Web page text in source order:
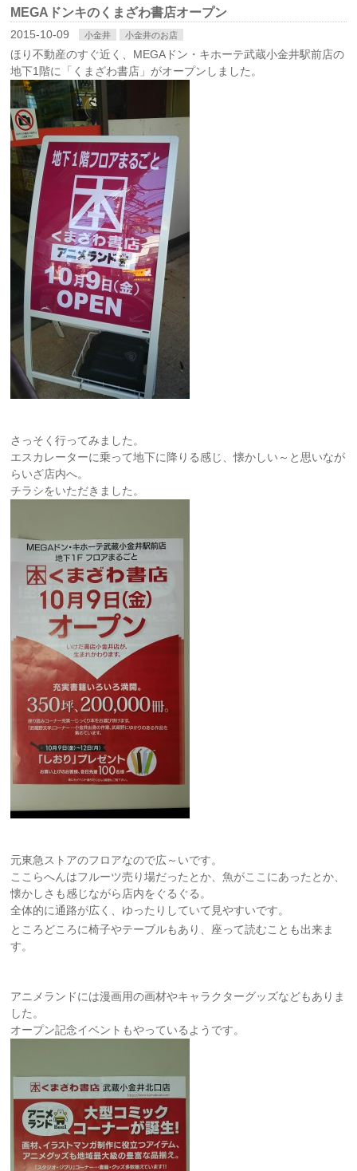
MEGAドンキのくまざわ書店オープン
2015-10-09 小金井 小金井のお店
ほり不動産のすぐ近く、MEGAドン・キホーテ武蔵小金井駅前店の
地下1階に「くまざわ書店」がオープンしました。
さっそく行ってみました。
エスカレーターに乗って地下に降りる感じ、懐かしい～と思いなが
らいざ店内へ。
チラシをいただきました。
元東急ストアのフロアなので広～いです。
ここらへんはフルーツ売り場だったとか、魚がここにあったとか、
懐かしさも感じながら店内をぐるぐる。
全体的に通路が広く、ゆったりしていて見やすいです。
ところどころに椅子やテーブルもあり、座って読むことも出来ま
す。
アニメランドには漫画用の画材やキャラクターグッズなどもありま
した。
オープン記念イベントもやっているようです。